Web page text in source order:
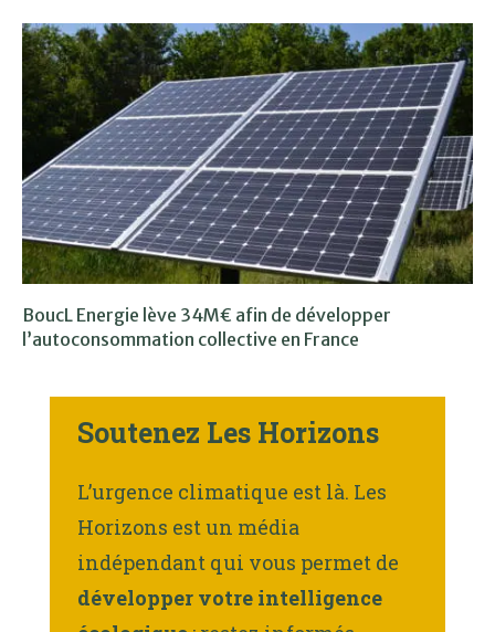
BoucL Energie lève 34M€ afin de développer
l’autoconsommation collective en France
Soutenez Les Horizons
L’urgence climatique est là. Les
Horizons est un média
indépendant qui vous permet de
développer votre intelligence